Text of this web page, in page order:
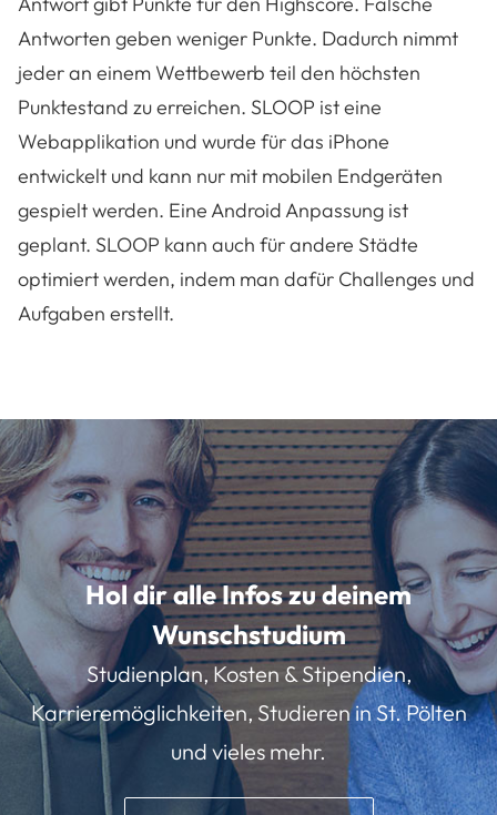
Antworten geben weniger Punkte. Dadurch nimmt
jeder an einem Wettbewerb teil den höchsten
Punktestand zu erreichen. SLOOP ist eine
Webapplikation und wurde für das iPhone
entwickelt und kann nur mit mobilen Endgeräten
gespielt werden. Eine Android Anpassung ist
geplant. SLOOP kann auch für andere Städte
optimiert werden, indem man dafür Challenges und
Aufgaben erstellt.
Hol dir alle Infos zu deinem
Wunschstudium
Studienplan, Kosten & Stipendien,
Karrieremöglichkeiten, Studieren in St. Pölten
und vieles mehr.